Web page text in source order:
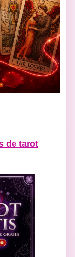
de tarot